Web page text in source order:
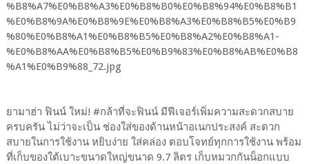
ยามาฮ่า ฟินน์ ใหม่! #กล้าที่จะฟินน์ มีฟีเจอร์เพิ่มความสะดวกสบาย
ครบครัน ไม่ว่าจะเป็น ช่องใส่ของด้านหน้าอเนกประสงค์ สะดวก
สบายในการใช้งาน หยิบง่าย ใส่คล่อง ตอบโจทย์ทุกการใช้งาน พร้อม
ที่เก็บของใต้เบาะขนาดใหญ่ขนาด 9.7 ลิตร เก็บหมวกกันน็อกแบบ